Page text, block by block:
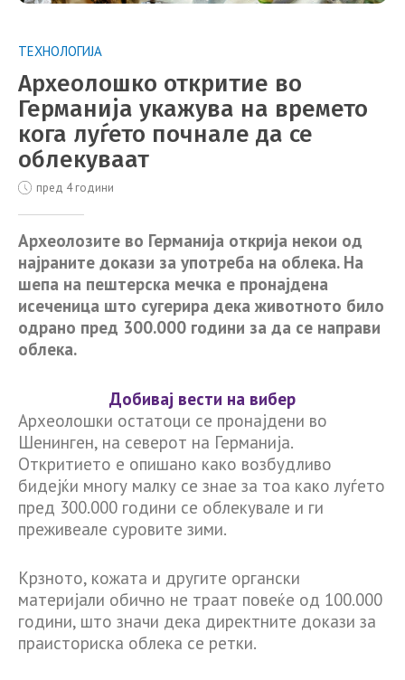
ТЕХНОЛОГИЈА
Археолошко откритие во
Германија укажува на времето
кога луѓето почнале да се
облекуваат
пред 4 години
Археолозите во Германија открија некои од
најраните докази за употреба на облека. На
шепа на пештерска мечка е пронајдена
исеченица што сугерира дека животното било
одрано пред 300.000 години за да се направи
облека.
Добивај вести на вибер
Археолошки остатоци се пронајдени во
Шенинген, на северот на Германија.
Откритието е опишано како возбудливо
бидејќи многу малку се знае за тоа како луѓето
пред 300.000 години се облекувале и ги
преживеале суровите зими.
Крзното, кожата и другите органски
материјали обично не траат повеќе од 100.000
години, што значи дека директните докази за
праисториска облека се ретки.